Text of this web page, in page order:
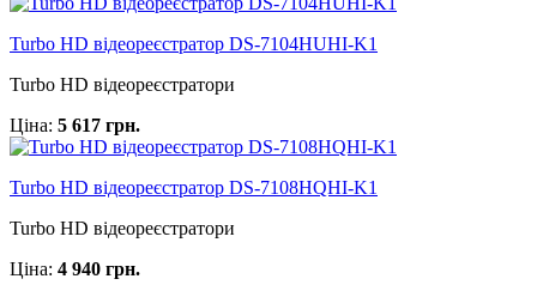
Turbo HD відеореєстратор DS-7104HUHI-K1
Turbo HD відеореєстратори
Ціна: 5 617 грн.
Turbo HD відеореєстратор DS-7108HQHI-K1
Turbo HD відеореєстратори
Ціна: 4 940 грн.